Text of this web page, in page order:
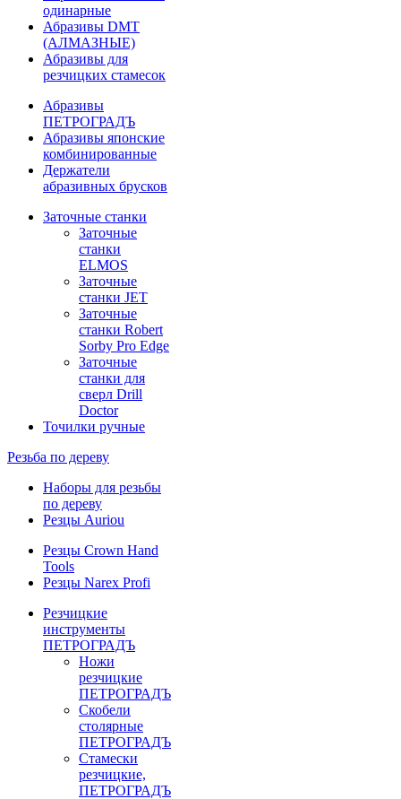
одинарные
Абразивы DMT
(АЛМАЗНЫЕ)
Абразивы для
резчицких стамесок
Абразивы
ПЕТРОГРАДЪ
Абразивы японские
комбинированные
Держатели
абразивных брусков
Заточные станки
Заточные
станки
ELMOS
Заточные
станки JET
Заточные
станки Robert
Sorby Pro Edge
Заточные
станки для
сверл Drill
Doctor
Точилки ручные
Резьба по дереву
Наборы для резьбы
по дереву
Резцы Auriou
Резцы Crown Hand
Tools
Резцы Narex Profi
Резчицкие
инструменты
ПЕТРОГРАДЪ
Ножи
резчицкие
ПЕТРОГРАДЪ
Скобели
столярные
ПЕТРОГРАДЪ
Стамески
резчицкие,
ПЕТРОГРАДЪ